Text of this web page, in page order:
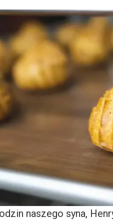
naszego syna,